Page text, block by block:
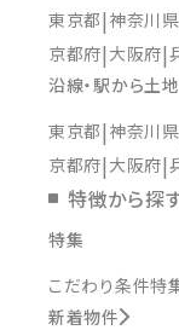
東京都 神奈川県
京都府 大阪府
沿線・駅から土
東京都 神奈川県
京都府 大阪府
特徴から探
特集
こだわり条件特
新着物件